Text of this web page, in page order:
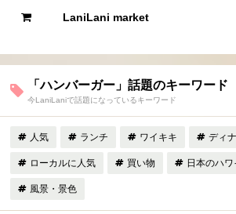
LaniLani market
「ハンバーガー」話題のキーワード
今LaniLaniで話題になっているキーワード
人気 ランチ ワイキキ ディ
ローカルに人気 買い物 日本のハ
風景・景色